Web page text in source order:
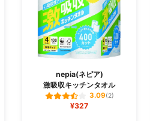
nepia(ネピア)
激吸収キッチンタオル
3.09(2)
¥327